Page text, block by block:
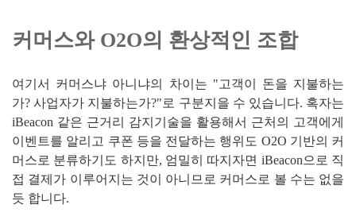
커머스와 O2O의 환상적인 조합
여기서 커머스냐 아니냐의 차이는 "고객이 돈을 지불하는
가? 사업자가 지불하는가?"로 구분지을 수 있습니다. 혹자는
iBeacon 같은 근거리 감지기술을 활용해서 근처의 고객에게
이벤트를 알리고 쿠폰 등을 전달하는 행위도 O2O 기반의 커
머스로 분류하기도 하지만, 엄밀히 따지자면 iBeacon으로 직
접 결제가 이루어지는 것이 아니므로 커머스로 볼 수는 없을
듯 합니다.